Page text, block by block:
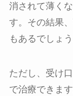
消されて薄く
す。その結果
もあるでしょう
ただし、受け
で治療できま